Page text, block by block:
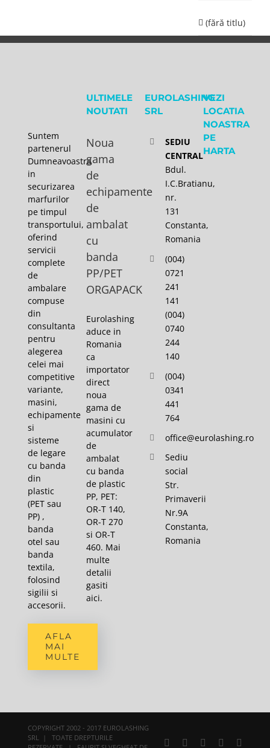
(fără titlu)
Suntem
partenerul
Dumneavoastra
in
securizarea
marfurilor
pe timpul
transportului,
oferind
servicii
complete
de
ambalare
compuse
din
consultanta
pentru
alegerea
celei mai
competitive
variante,
masini,
echipamente
si
sisteme
de legare
cu banda
din
plastic
(PET sau
PP) ,
banda
otel sau
banda
textila,
folosind
sigilii si
accesorii.
AFLA
MAI
MULTE
ULTIMELE
NOUTATI
Noua
gama
de
echipamente
de
ambalat
cu
banda
PP/PET
ORGAPACK
Eurolashing
aduce in
Romania
ca
importator
direct
noua
gama de
masini cu
acumulator
de
ambalat
cu banda
de plastic
PP, PET:
OR-T 140,
OR-T 270
si OR-T
460. Mai
multe
detalii
gasiti
aici.
EUROLASHING
SRL
SEDIU
CENTRAL
Bdul.
I.C.Bratianu,
nr.
131
Constanta,
Romania
(004)
0721
241
141
(004)
0740
244
140
(004)
0341
441
764
office@eurolashing.ro
Sediu
social
Str.
Primaverii
Nr.9A
Constanta,
Romania
VEZI
LOCATIA
NOASTRA
PE
HARTA
COPYRIGHT 2002 - 2017 EUROLASHING
SRL | TOATE DREPTURILE
Facebook YouTube
Rss